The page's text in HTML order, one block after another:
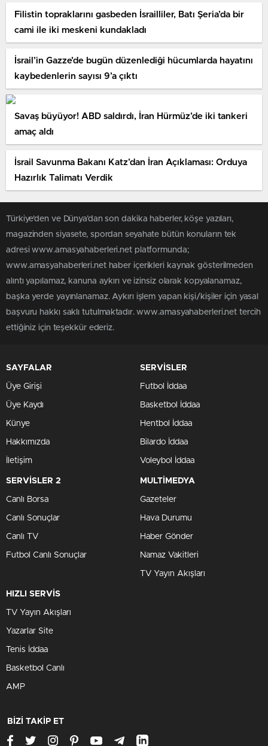
Filistin topraklarını gasbeden İsrailliler, Batı Şeria’da bir
cami ile iki meskeni kundakladı
İsrail’in Gazze’de bugün düzenlediği hücumlarda hayatını
kaybedenlerin sayısı 9’a çıktı
Savaş büyüyor! ABD saldırdı, İran Hürmüz’de iki tankeri
amaç aldı
İsrail Savunma Bakanı Katz’dan İran Açıklaması: Orduya
Hazırlık Talimatı Verdik
Türkiye'den ve Dünya’dan son dakika haberler, köşe yazıları,
magazinden siyasete, spordan seyahate bütün konuların tek
adresi www.amasyahaberleri.net platformunda;
www.amasyahaberleri.net haber içerikleri kaynak gösterilmeden
alıntı yapılamaz, kanuna aykırı ve izinsiz olarak kopyalanamaz,
başka yerde yayınlanamaz. Aykırı işlem yapan kişi/kişiler için yasal
başvuru hakkı saklı tutulmaktadır. www.amasyahaberleri.net tercih
ettiğiniz için teşekkür ederiz.
SAYFALAR
Üye Girişi
Üye Kaydı
Künye
Hakkımızda
İletişim
SERVİSLER
Futbol İddaa
Basketbol İddaa
Hentbol İddaa
Bilardo İddaa
Voleybol İddaa
SERVİSLER 2
Canlı Borsa
Canlı Sonuçlar
Canlı TV
Futbol Canlı Sonuçlar
MULTİMEDYA
Gazeteler
Hava Durumu
Haber Gönder
Namaz Vakitleri
TV Yayın Akışları
HIZLI SERVİS
TV Yayın Akışları
Yazarlar Site
Tenis İddaa
Basketbol Canlı
AMP
BİZİ TAKİP ET